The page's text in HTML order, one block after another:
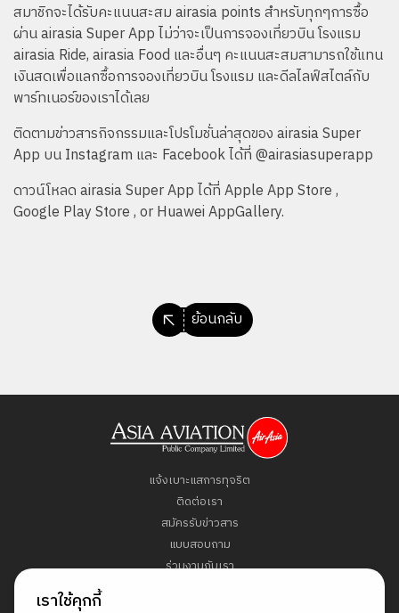
เราใช้คุกกี้
สมาชิกจะได้รับคะแนนสะสม airasia points สำหรับทุกๆการซื้อ
ผ่าน airasia Super App ไม่ว่าจะเป็นการจองเที่ยวบิน โรงแรม
airasia Ride, airasia Food และอื่นๆ คะแนนสะสมสามารถใช้แทน
เงินสดเพื่อแลกซื้อการจองเที่ยวบิน โรงแรม และดีลไลฟ์สไตล์กับ
พาร์ทเนอร์ของเราได้เลย
ติดตามข่าวสารกิจกรรมและโปรโมชั่นล่าสุดของ airasia Super
App บน Instagram และ Facebook ได้ที่ @airasiasuperapp
ดาวน์โหลด airasia Super App ได้ที่Apple App Store,
Google Play Store, orHuawei AppGallery.
ย้อนกลับ
แจ้งเบาะแสการทุจริต
ติดต่อเรา
สมัครรับข่าวสาร
แบบสอบถาม
ร่วมงานกับเรา